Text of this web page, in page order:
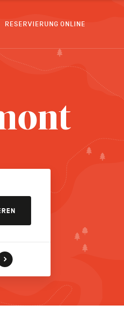
RESERVIERUNG ONLINE
BESTÄTIGEN